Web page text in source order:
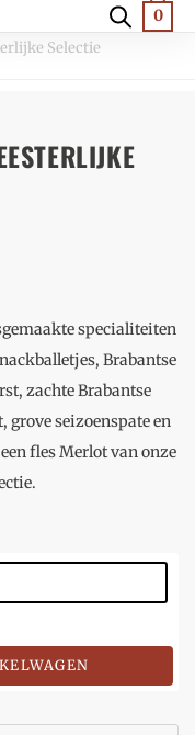
0
Selectie
specialiteiten
Brabantse
zachte Brabantse
seizoenspate en
fles Merlot van onze